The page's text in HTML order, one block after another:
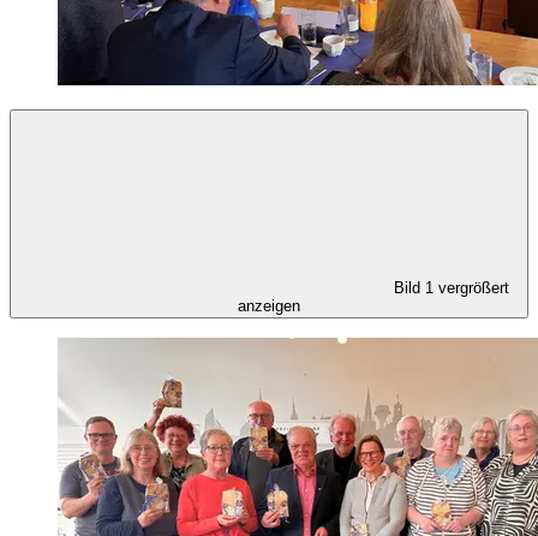
Bild 1 vergrößert
anzeigen